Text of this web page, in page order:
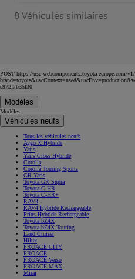
8 Véhicules similaires
POST https://usc-webcomponents.toyota-europe.com/
c972f7b35f30
Modèles
Modèles
Véhicules neufs
Tous les véhicules neufs
Aygo X Hybride
Yaris
Yaris Cross Hybride
Corolla
Corolla Touring Sports
GR Yaris
Toyota GR Supra
Toyota C-HR
Toyota C-HR+
RAV4
RAV4 Hybride Rechargeable
Prius Hybride Rechargeable
Toyota bZ4X
Toyota bZ4X Touring
Land Cruiser
Hilux
PROACE CITY
PROACE
PROACE Verso
PROACE MAX
Mirai